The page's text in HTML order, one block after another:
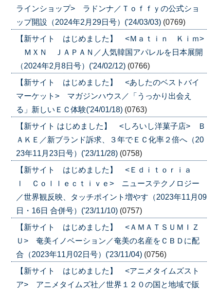
ラインショップ> ラドンナ／Ｔｏｆｆｙの公式ショ
ップ開設（2024年2月29日号）('24/03/03) (0769)
【新サイト はじめました】 <Ｍａｔｉｎ Ｋｉｍ>
ＭＸＮ ＪＡＰＡＮ／人気韓国アパレルを日本展開
（2024年2月8日号）('24/02/12) (0766)
【新サイト はじめました】 <あしたのベストバイ
マーケット> マガジンハウス／「うっかり出会え
る」新しいＥＣ体験('24/01/18) (0763)
【新サイト はじめました】 <しろいし洋菓子店> Ｂ
ＡＫＥ／新ブランド訴求、３年でＥＣ化率２倍へ（20
23年11月23日号）('23/11/28) (0758)
【新サイト はじめました】 <Ｅｄｉｔｏｒｉａ
ｌ Ｃｏｌｌｅｃｔｉｖｅ> ニューステクノロジー
／世界観反映、タッチポイント増やす（2023年11月09
日・16日 合併号）('23/11/10) (0757)
【新サイト はじめました】 <ＡＭＡＴＳＵＭＩＺ
Ｕ> 奄美イノベーション／奄美の名産をＣＢＤに配
合（2023年11月02日号）('23/11/04) (0756)
【新サイト はじめました】 <アニメタイムズスト
ア> アニメタイムズ社／世界１２０の国と地域で販